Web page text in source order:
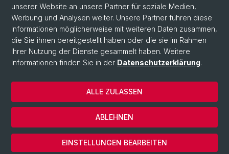
Social Media
X
© Universität Basel
unserer Website an unsere Partner für soziale Medien,
Werbung und Analysen weiter. Unsere Partner führen diese
Informationen möglicherweise mit weiteren Daten zusammen,
die Sie ihnen bereitgestellt haben oder die sie im Rahmen
Ihrer Nutzung der Dienste gesammelt haben. Weitere
Informationen finden Sie in der Datenschutzerklärung.
EINSTELLUNGEN BEARBEITEN
ABLEHNEN
ALLE ZULASSEN